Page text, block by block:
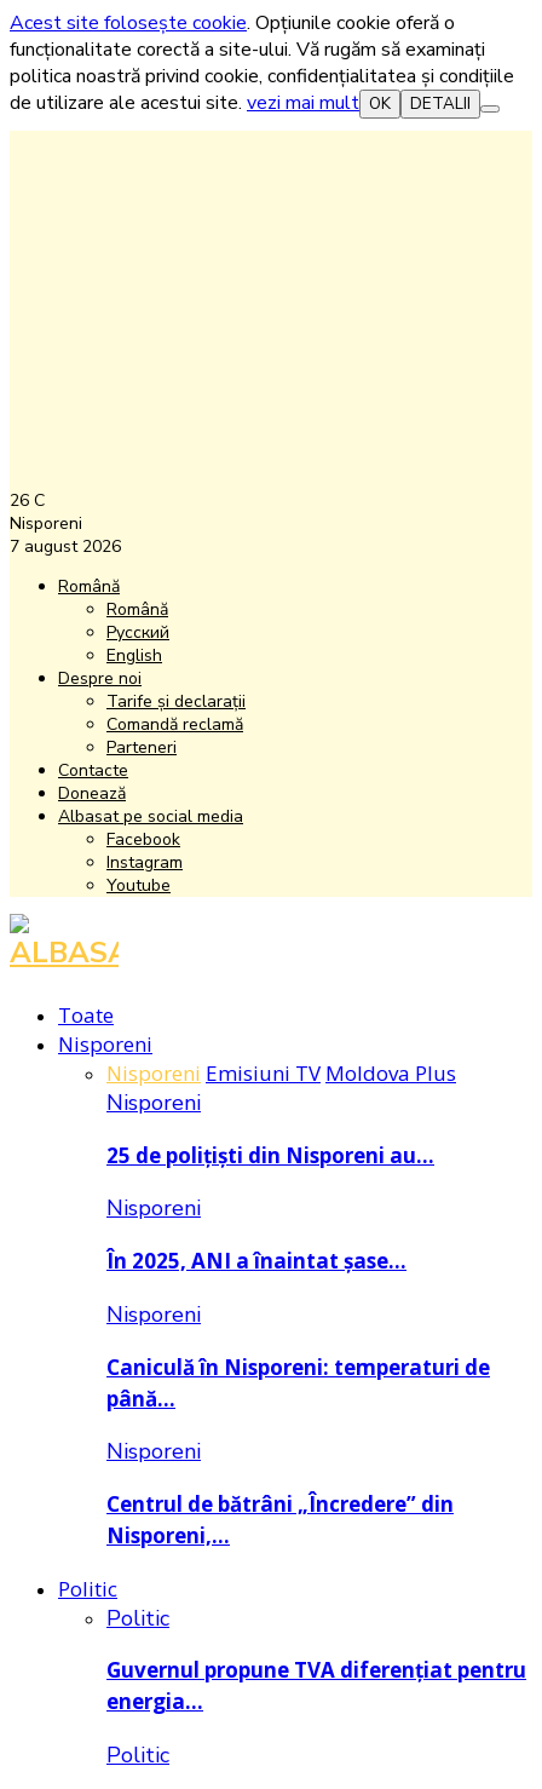
Acest site folosește cookie. Opțiunile cookie oferă o
funcționalitate corectă a site-ului. Vă rugăm să examinați
politica noastră privind cookie, confidențialitatea și condițiile
de utilizare ale acestui site. vezi mai mult OK DETALII
26 C
Nisporeni
7 august 2026
Română
Română
Русский
English
Despre noi
Tarife și declarații
Comandă reclamă
Parteneri
Contacte
Donează
Albasat pe social media
Facebook
Instagram
Youtube
Facebook
Instagram
Youtube
Toate
Nisporeni
Nisporeni Emisiuni TV Moldova Plus
Nisporeni
25 de polițiști din Nisporeni au…
Nisporeni
În 2025, ANI a înaintat șase…
Nisporeni
Caniculă în Nisporeni: temperaturi de
până…
Nisporeni
Centrul de bătrâni „Încredere” din
Nisporeni,…
Politic
Politic
Guvernul propune TVA diferențiat pentru
energia…
Politic